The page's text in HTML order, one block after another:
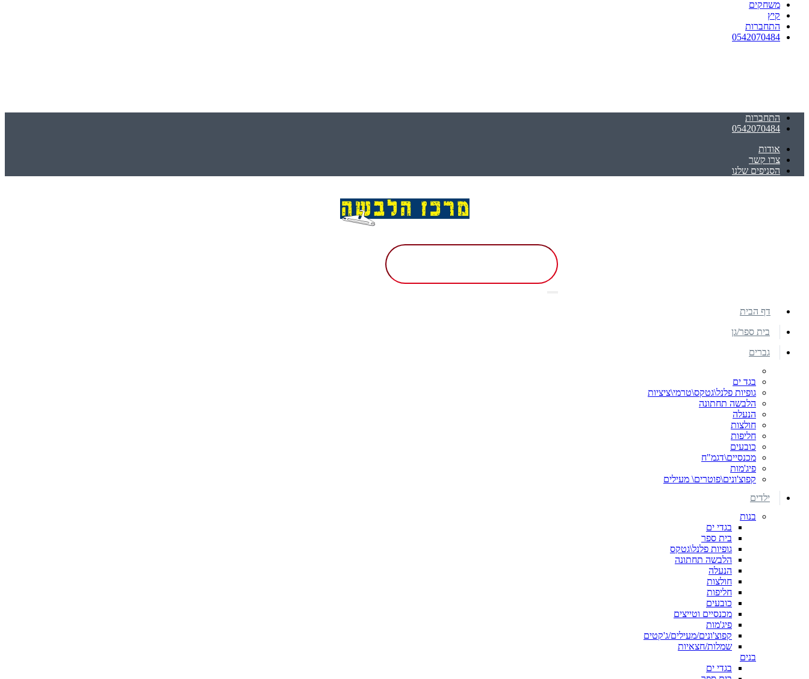
משחקים
קיץ
התחברות
0542070484
התחברות
0542070484
אודות
צרו קשר
הסניפים שלנו
דף הבית
בית ספר/גן
גברים
בגד ים
גופיות פלנל\גטקס\טרמי\ציציות
הלבשה תחתונה
הנעלה
חולצות
חליפות
כובעים
מכנסיים\דגמ"ח
פיג'מות
קפוצ'ונים\פוטרים\ מעילים
ילדים
בנות
בגדי ים
בית ספר
גופיות פלנל\גטקס
הלבשה תחתונה
הנעלה
חולצות
חליפות
כובעים
מכנסיים וטייצים
פיג'מות
קפוצ'ונים/מעילים/ג'קטים
שמלות/חצאיות
בנים
בגדי ים